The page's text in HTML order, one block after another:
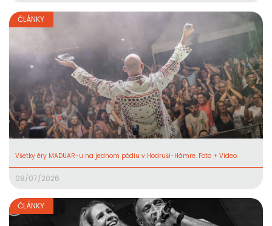
ČLÁNKY
Všetky éry MADUAR-u na jednom pódiu v Hodruši-Hámre. Foto + Video.
08/07/2026
ČLÁNKY